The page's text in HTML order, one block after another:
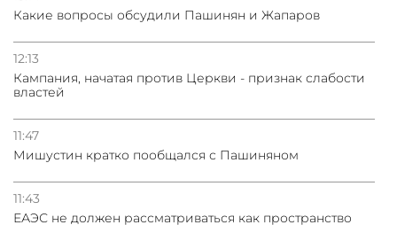
Какие вопросы обсудили Пашинян и Жапаров
12:13
Кампания, начатая против Церкви - признак слабости
властей
11:47
Мишустин кратко пообщался с Пашиняном
11:43
ЕАЭС не должен рассматриваться как пространство